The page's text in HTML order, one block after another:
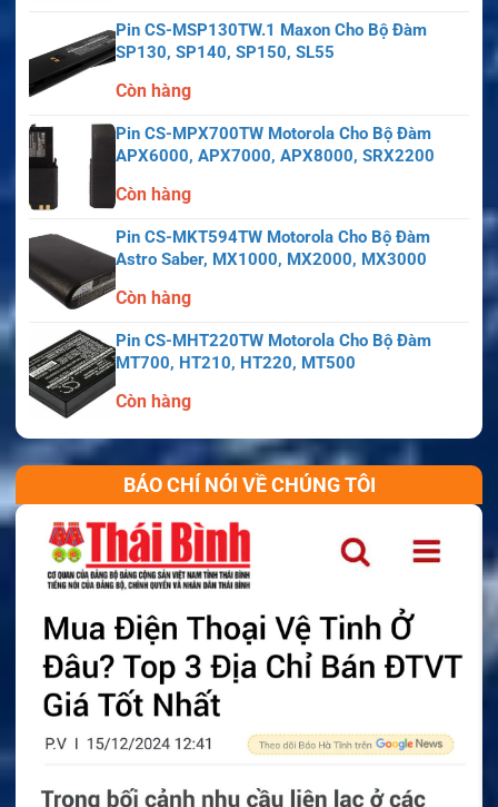
Pin CS-MSP130TW.1 Maxon Cho Bộ Đàm
SP130, SP140, SP150, SL55
Còn hàng
Pin CS-MPX700TW Motorola Cho Bộ Đàm
APX6000, APX7000, APX8000, SRX2200
Còn hàng
Pin CS-MKT594TW Motorola Cho Bộ Đàm
Astro Saber, MX1000, MX2000, MX3000
Còn hàng
Pin CS-MHT220TW Motorola Cho Bộ Đàm
MT700, HT210, HT220, MT500
Còn hàng
BÁO CHÍ NÓI VỀ CHÚNG TÔI